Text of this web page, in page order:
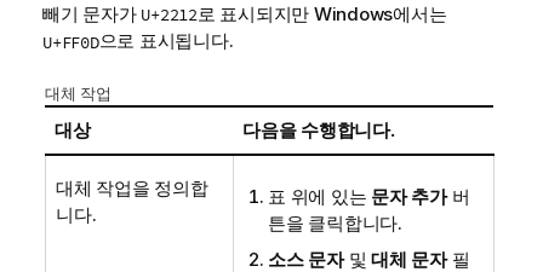
빼기 문자가 U+2212로 표시되지만 Windows에서는
U+FF0D으로 표시됩니다.
대체 작업
대상 다음을 수행합니다.
대체 작업을 정의합
니다.
표 위에 있는 문자 추가버
튼을 클릭합니다.
소스 문자및 대체 문자필